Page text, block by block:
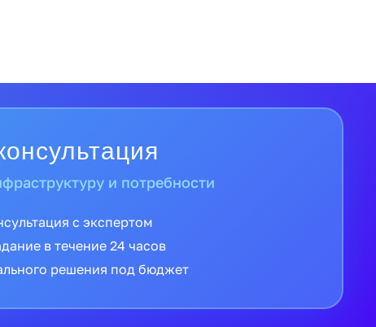
гарантии
от официальных дистрибьюторов
производителя